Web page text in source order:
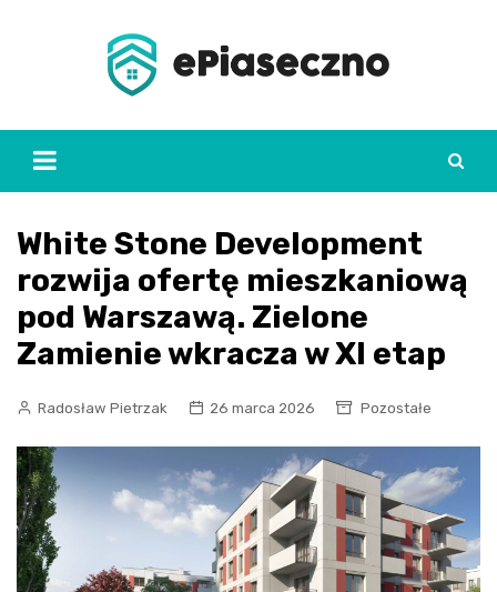
White Stone Development
rozwija ofertę mieszkaniową
pod Warszawą. Zielone
Zamienie wkracza w XI etap
Radosław Pietrzak 26 marca 2026 Pozostałe